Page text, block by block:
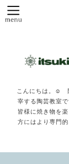
こんにちは。☺️
宰する陶芸教室
皆様に焼き物を
方にはより専門